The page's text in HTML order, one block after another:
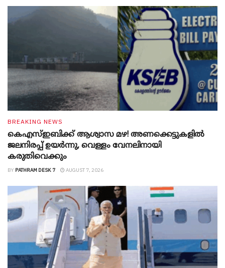
BREAKING NEWS
കെഎസ്ഇബിക്ക് ആശ്വാസ മഴ! അണക്കെട്ടുകളിൽ
ജലനിരപ്പ് ഉയർന്നു, വെള്ളം വേനലിനായി
കരുതിവെക്കും
BY PATHRAM DESK 7 AUGUST 7, 2026